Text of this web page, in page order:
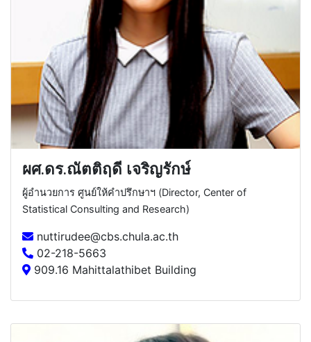
ผศ.ดร.ณัตติฤดี เจริญรักษ์
ผู้อำนวยการ ศูนย์ให้คำปรึกษาฯ (Director, Center of
Statistical Consulting and Research)
nuttirudee@cbs.chula.ac.th
02-218-5663
909.16 Mahittalathibet Building